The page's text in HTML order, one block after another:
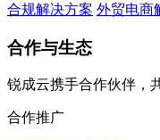
合规解决方案 外贸电商
合作与生态
锐成云携手合作伙伴，
合作推广